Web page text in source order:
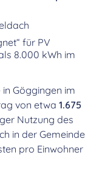
für PV
8.000 kWh im
Göggingen im
von etwa 1.675
Nutzung des
in der Gemeinde
pro Einwohner